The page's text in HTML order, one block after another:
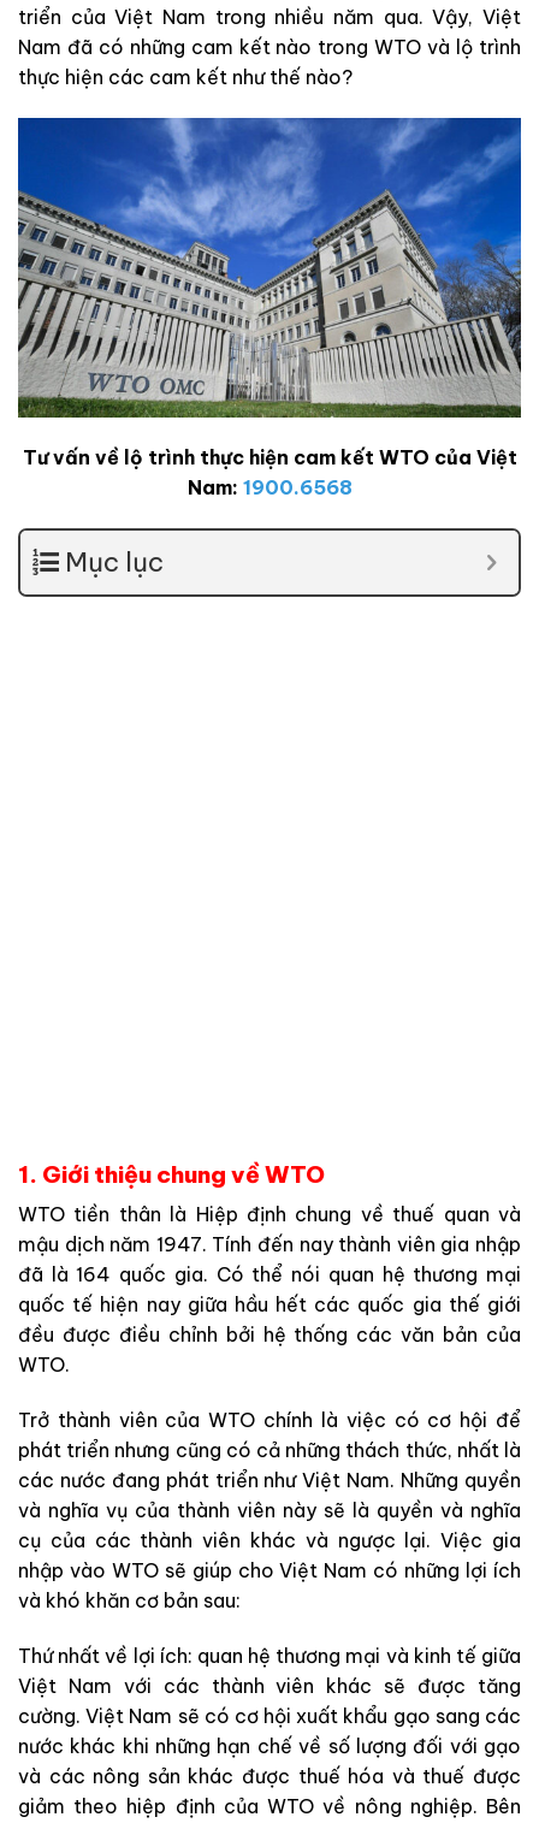
triển của Việt Nam trong nhiều năm qua. Vậy, Việt
Nam đã có những cam kết nào trong WTO và lộ trình
thực hiện các cam kết như thế nào?
Tư vấn về lộ trình thực hiện cam kết WTO của Việt
Nam: 1900.6568
Mục lục
1. Giới thiệu chung về WTO
WTO tiền thân là Hiệp định chung về thuế quan và
mậu dịch năm 1947. Tính đến nay thành viên gia nhập
đã là 164 quốc gia. Có thể nói quan hệ thương mại
quốc tế hiện nay giữa hầu hết các quốc gia thế giới
đều được điều chỉnh bởi hệ thống các văn bản của
WTO.
Trở thành viên của WTO chính là việc có cơ hội để
phát triển nhưng cũng có cả những thách thức, nhất là
các nước đang phát triển như Việt Nam. Những quyền
và nghĩa vụ của thành viên này sẽ là quyền và nghĩa
cụ của các thành viên khác và ngược lại. Việc gia
nhập vào WTO sẽ giúp cho Việt Nam có những lợi ích
và khó khăn cơ bản sau:
Thứ nhất về lợi ích: quan hệ thương mại và kinh tế giữa
Việt Nam với các thành viên khác sẽ được tăng
cường. Việt Nam sẽ có cơ hội xuất khẩu gạo sang các
nước khác khi những hạn chế về số lượng đối với gạo
và các nông sản khác được thuế hóa và thuế được
giảm theo hiệp định của WTO về nông nghiệp. Bên